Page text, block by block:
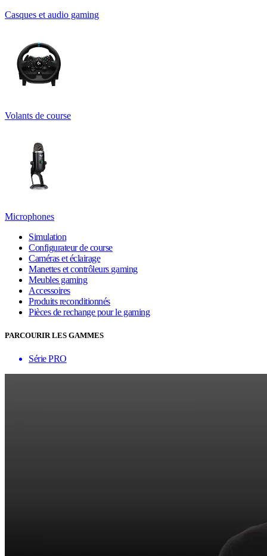
Casques et audio gaming
Volants de course
Microphones
Simulation
Configurateur de course
Caméras et éclairage
Manettes et contrôleurs gaming
Meubles gaming
Accessoires
Produits reconditionnés
Pièces de rechange pour le gaming
PARCOURIR LES GAMMES
Série PRO